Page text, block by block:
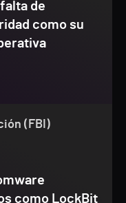
de
como su
(FBI)
como LockBit